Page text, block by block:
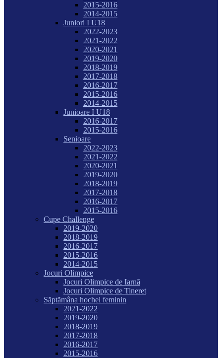
2015-2016
2014-2015
Juniori I U18
2022-2023
2021-2022
2020-2021
2019-2020
2018-2019
2017-2018
2016-2017
2015-2016
2014-2015
Junioare I U18
2016-2017
2015-2016
Senioare
2022-2023
2021-2022
2020-2021
2019-2020
2018-2019
2017-2018
2016-2017
2015-2016
Cupe Challenge
2019-2020
2018-2019
2016-2017
2015-2016
2014-2015
Jocuri Olimpice
Jocuri Olimpice de Iarnă
Jocuri Olimpice de Tineret
Săptămâna hochei feminin
2021-2022
2019-2020
2018-2019
2017-2018
2016-2017
2015-2016